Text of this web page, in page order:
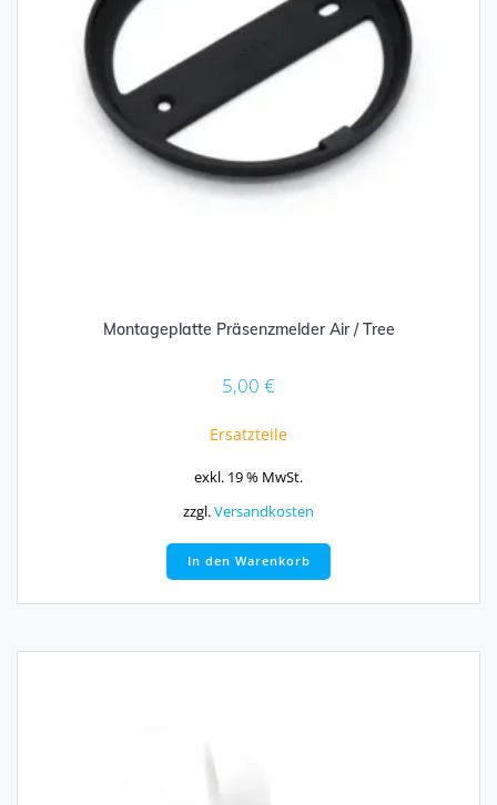
Montageplatte Präsenzmelder Air / Tree
5,00 €
Ersatzteile
exkl. 19 % MwSt.
zzgl.Versandkosten
In den Warenkorb